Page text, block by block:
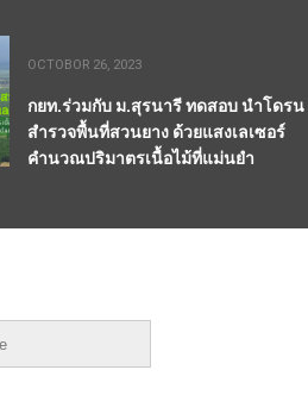
OCTOBOR 26, 2023
กยท.ร่วมกับ ม.สุรนารี ทดสอบ นำโดรน
สำรวจพื้นที่สวนยาง ด้วยแสงเลเซอร์
คำนวณปริมาตรเนื้อไม้ที่แม่นยำ